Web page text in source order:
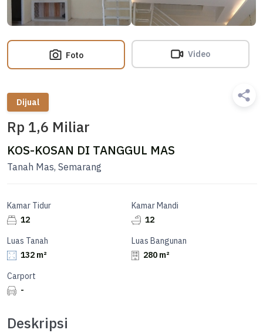
Foto Video
Dijual
Rp 1,6 Miliar
KOS-KOSAN DI TANGGUL MAS
Tanah Mas, Semarang
Kamar Tidur
12
Kamar Mandi
12
Luas Tanah
132 m²
Luas Bangunan
280 m²
Carport
-
Deskripsi